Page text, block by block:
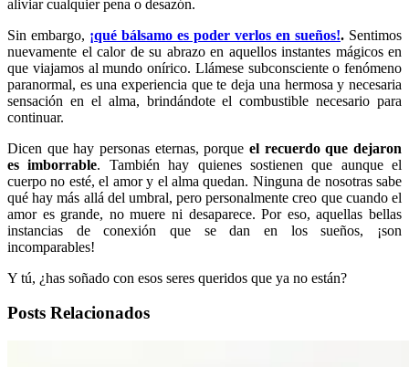
aliviar cualquier pena o desazón.
Sin embargo, ¡qué bálsamo es poder verlos en sueños!. Sentimos
nuevamente el calor de su abrazo en aquellos instantes mágicos en
que viajamos al mundo onírico. Llámese subconsciente o fenómeno
paranormal, es una experiencia que te deja una hermosa y necesaria
sensación en el alma, brindándote el combustible necesario para
continuar.
Dicen que hay personas eternas, porque el recuerdo que dejaron
es imborrable. También hay quienes sostienen que aunque el
cuerpo no esté, el amor y el alma quedan. Ninguna de nosotras sabe
qué hay más allá del umbral, pero personalmente creo que cuando el
amor es grande, no muere ni desaparece. Por eso, aquellas bellas
instancias de conexión que se dan en los sueños, ¡son
incomparables!
Y tú, ¿has soñado con esos seres queridos que ya no están?
Posts Relacionados